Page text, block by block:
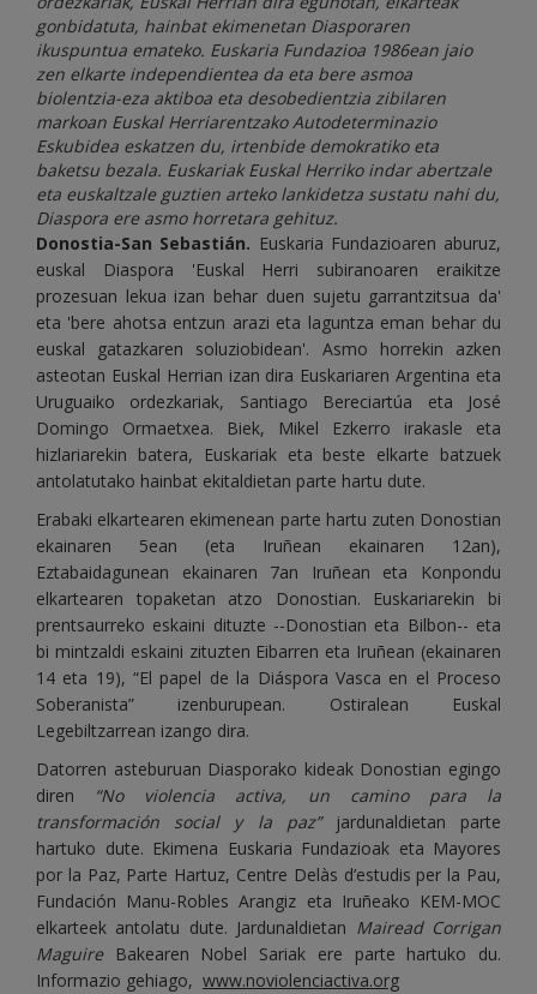
gonbidatuta, hainbat ekimenetan Diasporaren
ikuspuntua emateko. Euskaria Fundazioa 1986ean jaio
zen elkarte independientea da eta bere asmoa
biolentzia-eza aktiboa eta desobedientzia zibilaren
markoan Euskal Herriarentzako Autodeterminazio
Eskubidea eskatzen du, irtenbide demokratiko eta
baketsu bezala. Euskariak Euskal Herriko indar abertzale
eta euskaltzale guztien arteko lankidetza sustatu nahi du,
Diaspora ere asmo horretara gehituz.
Donostia-San Sebastián. Euskaria Fundazioaren aburuz,
euskal Diaspora 'Euskal Herri subiranoaren eraikitze
prozesuan lekua izan behar duen sujetu garrantzitsua da'
eta 'bere ahotsa entzun arazi eta laguntza eman behar du
euskal gatazkaren soluziobidean'. Asmo horrekin azken
asteotan Euskal Herrian izan dira Euskariaren Argentina eta
Uruguaiko ordezkariak, Santiago Bereciartúa eta José
Domingo Ormaetxea. Biek, Mikel Ezkerro irakasle eta
hizlariarekin batera, Euskariak eta beste elkarte batzuek
antolatutako hainbat ekitaldietan parte hartu dute.
Erabaki elkartearen ekimenean parte hartu zuten Donostian
ekainaren 5ean (eta Iruñean ekainaren 12an),
Eztabaidagunean ekainaren 7an Iruñean eta Konpondu
elkartearen topaketan atzo Donostian. Euskariarekin bi
prentsaurreko eskaini dituzte --Donostian eta Bilbon-- eta
bi mintzaldi eskaini zituzten Eibarren eta Iruñean (ekainaren
14 eta 19), “El papel de la Diáspora Vasca en el Proceso
Soberanista” izenburupean. Ostiralean Euskal
Legebiltzarrean izango dira.
Datorren asteburuan Diasporako kideak Donostian egingo
diren “No violencia activa, un camino para la
transformación social y la paz”jardunaldietan parte
hartuko dute. Ekimena Euskaria Fundazioak eta Mayores
por la Paz, Parte Hartuz, Centre Delàs d’estudis per la Pau,
Fundación Manu-Robles Arangiz eta Iruñeako KEM-MOC
elkarteek antolatu dute. Jardunaldietan Mairead Corrigan
Maguire Bakearen Nobel Sariak ere parte hartuko du.
Informazio gehiago, www.noviolenciactiva.org